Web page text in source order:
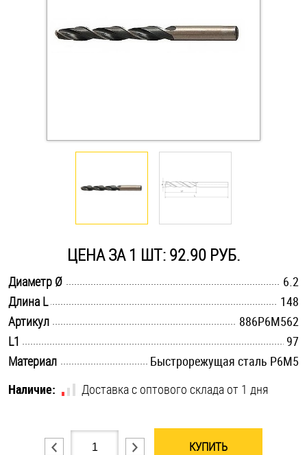
Саморезы и шурупы
Стопорные кольца
Такелаж
Хомуты
Шпильки
Шплинты
Штифты и пальцы
ЦЕНА ЗА 1 ШТ: 92.90 РУБ.
Диаметр Ø
6.2
Длина L
148
Артикул
886Р6М562
L1
97
Материал
Быстрорежущая сталь Р6М5
Наличие:
Доставка с оптового склада от 1 дня
КУПИТЬ